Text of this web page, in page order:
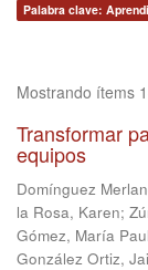
Palabra clave:
Mostrando ítems
Transformar
equipos
Domínguez
la Rosa, Karen;
Gómez, María
González Ortiz,